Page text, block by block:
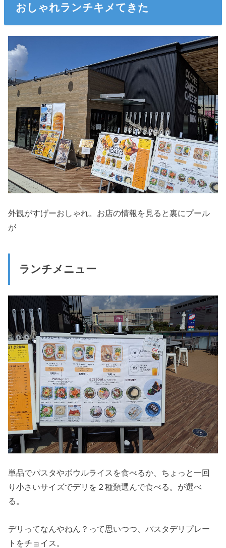
おしゃれランチキメてきた
外観がすげーおしゃれ。お店の情報を見ると裏にプール
が
ランチメニュー
単品でパスタやボウルライスを食べるか、ちょっと一回
り小さいサイズでデリを２種類選んで食べる。が選べ
る。
デリってなんやねん？って思いつつ、パスタデリプレー
トをチョイス。